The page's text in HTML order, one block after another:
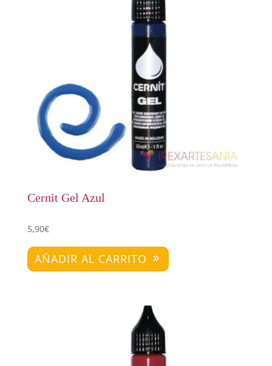
Cernit Gel Azul
5,90€
AÑADIR AL CARRITO